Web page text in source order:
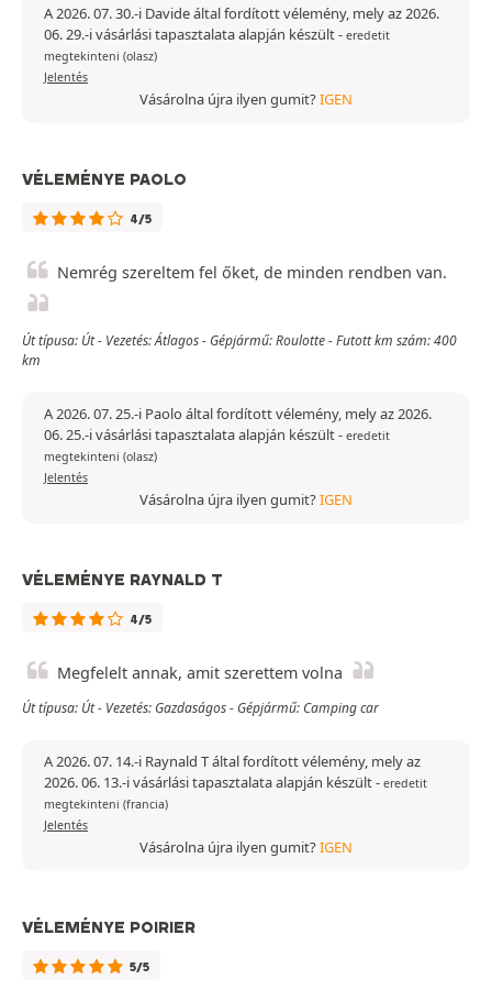
A 2026. 07. 30.-i Davide által fordított vélemény, mely az 2026.
06. 29.-i vásárlási tapasztalata alapján készült- eredetit
megtekinteni (olasz)
Jelentés
Vásárolna újra ilyen gumit?IGEN
VÉLEMÉNYE PAOLO
4/5
Nemrég szereltem fel őket, de minden rendben van.
Út típusa: Út - Vezetés: Átlagos - Gépjármű: Roulotte - Futott km szám: 400
km
A 2026. 07. 25.-i Paolo által fordított vélemény, mely az 2026.
06. 25.-i vásárlási tapasztalata alapján készült- eredetit
megtekinteni (olasz)
Jelentés
Vásárolna újra ilyen gumit?IGEN
VÉLEMÉNYE RAYNALD T
4/5
Megfelelt annak, amit szerettem volna
Út típusa: Út - Vezetés: Gazdaságos - Gépjármű: Camping car
A 2026. 07. 14.-i Raynald T által fordított vélemény, mely az
2026. 06. 13.-i vásárlási tapasztalata alapján készült- eredetit
megtekinteni (francia)
Jelentés
Vásárolna újra ilyen gumit?IGEN
VÉLEMÉNYE POIRIER
5/5